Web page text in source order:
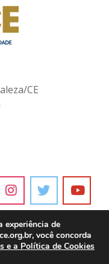
CE
experiência de
você concorda
e a Política de Cookies